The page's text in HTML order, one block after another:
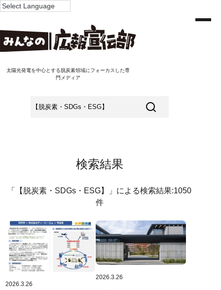
太陽光発電を中心とする脱炭素領域にフォーカスした専
門メディア
検索結果
「【脱炭素・SDGs・ESG】」による検索結果:1050
件
2026.3.26
2026.3.26